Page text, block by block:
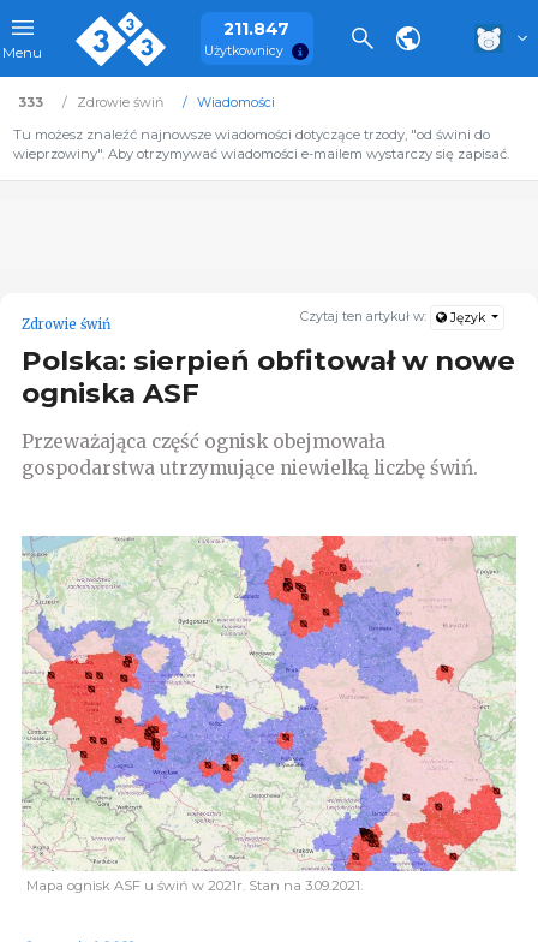
Menu
211.847
Użytkownicy
333 Zdrowie świń
Wiadomości
Tu możesz znaleźć najnowsze wiadomości dotyczące trzody, "od świni do
wieprzowiny". Aby otrzymywać wiadomości e-mailem wystarczy się zapisać.
Czytaj ten artykuł w: Język
Zdrowie świń
Polska: sierpień obfitował w nowe
ogniska ASF
Przeważająca część ognisk obejmowała
gospodarstwa utrzymujące niewielką liczbę świń.
Mapa ognisk ASF u świń w 2021r. Stan na 3.09.2021.